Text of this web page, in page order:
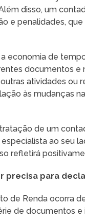
disso, um
e penalidades,
economia de
documentos e
atividades ou
às mudanças
de um
ao seu
refletirá
precisa para
de Renda ocorra
de documentos